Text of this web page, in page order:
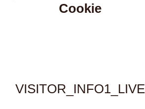
Cookie
VISITOR_INFO1_LIVE